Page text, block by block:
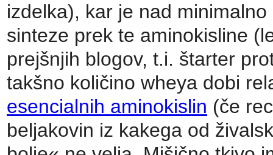
izdelka), kar je nad
sinteze prek te aminokisline
prejšnjih blogov, t.i. štarter
takšno količino wheya dobi
esencialnih aminokislin (če
beljakovin iz kakega od